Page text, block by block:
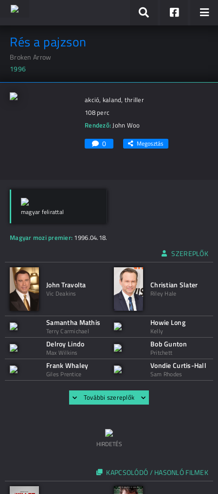
Rés a pajzson
Broken Arrow
1996
akció, kaland, thriller
108 perc
Rendező:John Woo
0 Megosztás
magyar felirattal
Magyar mozi premier: 1996.04.18.
SZEREPLŐK
John Travolta
Vic Deakins
Christian Slater
Riley Hale
Samantha Mathis
Terry Carmichael
Howie Long
Kelly
Delroy Lindo
Max Wilkins
Bob Gunton
Pritchett
Frank Whaley
Giles Prentice
Vondie Curtis-Hall
Sam Rhodes
További szereplők
HIRDETÉS
KAPCSOLÓDÓ / HASONLÓ FILMEK